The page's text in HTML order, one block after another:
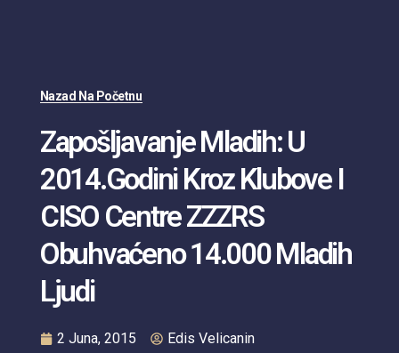
Nazad Na Početnu
Zapošljavanje Mladih: U
2014.godini Kroz Klubove I
CISO Centre ZZZRS
Obuhvaćeno 14.000 Mladih
Ljudi
2 Juna, 2015 Edis Velicanin